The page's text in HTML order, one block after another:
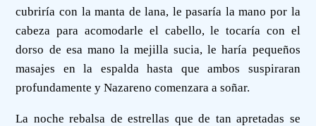
cubriría con la manta de lana, le pasaría la mano por la
cabeza para acomodarle el cabello, le tocaría con el
dorso de esa mano la mejilla sucia, le haría pequeños
masajes en la espalda hasta que ambos suspiraran
profundamente y Nazareno comenzara a soñar.
La noche rebalsa de estrellas que de tan apretadas se